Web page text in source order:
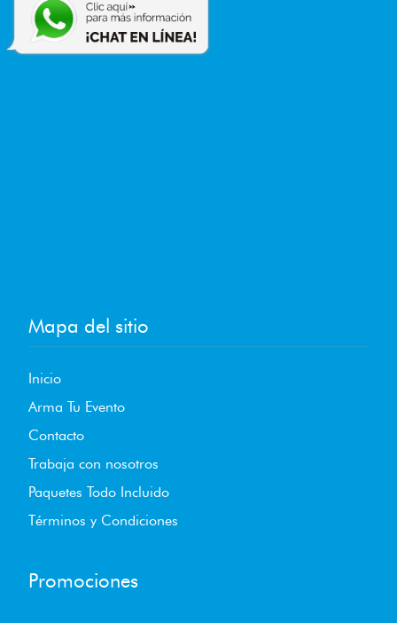
Mapa del sitio
Inicio
Arma Tu Evento
Contacto
Trabaja con nosotros
Paquetes Todo Incluido
Términos y Condiciones
Promociones